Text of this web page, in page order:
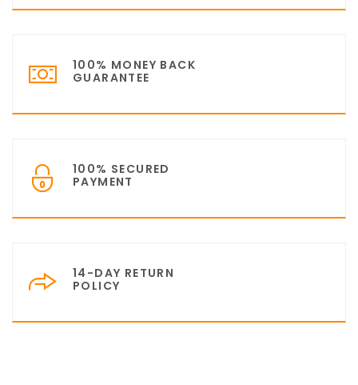
100% MONEY BACK
GUARANTEE
100% SECURED
PAYMENT
14-DAY RETURN
POLICY